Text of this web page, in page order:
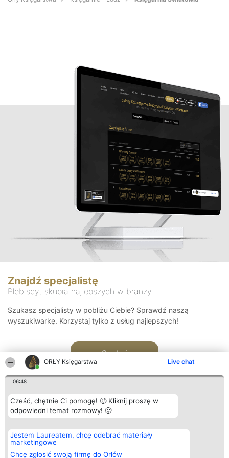
ORŁY Księgarstwa Live chat
06:48
Cześć, chętnie Ci pomogę! 🙂 Kliknij proszę w
odpowiedni temat rozmowy! 🙂
Jestem Laureatem, chcę odebrać materiały
marketingowe
Chcę zgłosić swoją firmę do Orłów
Znajdź specjalistę
Plebiscyt skupia najlepszych w branży
Szukasz specjalisty w pobliżu Ciebie? Sprawdź naszą
wyszukiwarkę. Korzystaj tylko z usług najlepszych!
Szukaj
Organizator plebiscytu
Bright Side Solutions sp. z o.
o. sp. k.
ul. Ruska 22
Plebiscyt
Laureaci
wszystkich
Kontakt
Kontakt